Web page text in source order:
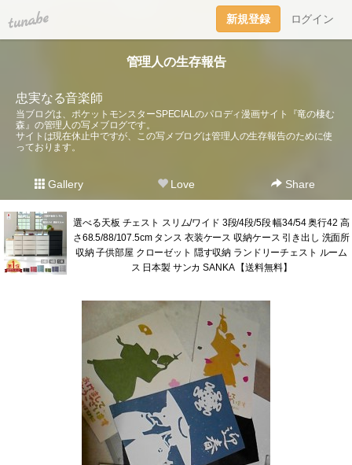
tuna.be 新規登録 ログイン
管理人の生存報告
忠実なる音楽師
当ブログは、ポケットモンスターSPECIALのパロディ漫画サイト『竜の棲む
森』の管理人の写メブログです。
サイトは現在休止中ですが、この写メブログは管理人の生存報告のために使
っております。
Gallery Love Share
選べる天板 チェスト スリム/ワイド 3段/4段/5段 幅34/54 奥行42 高
さ68.5/88/107.5cm タンス 衣装ケース 収納ケース 引き出し 洗面所
収納 子供部屋 クローゼット 隠す収納 ランドリーチェスト ルーム
ス 日本製 サンカ SANKA 【送料無料】